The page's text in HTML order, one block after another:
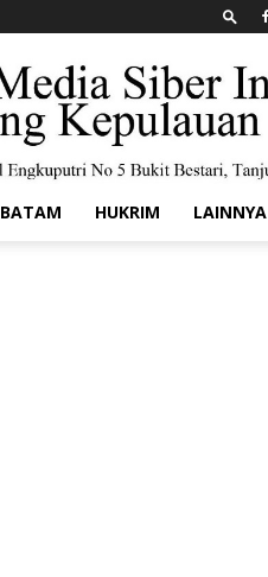
BATAM HUKRIM LAINNYA